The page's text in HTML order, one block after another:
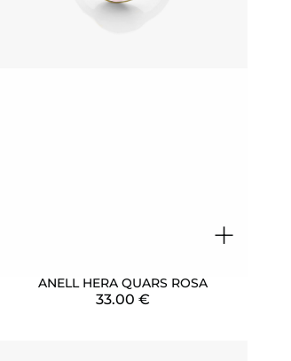
+
ANELL HERA QUARS ROSA
33.00 €